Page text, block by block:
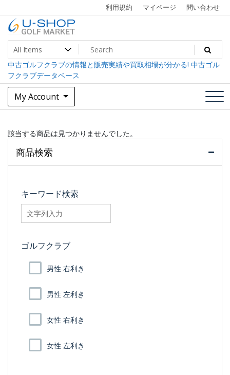
to
content
利用規約 マイページ 問い合わせ
U-SHOP Golf Market dev
中古ゴルフクラブ最大級！U-SHOPゴルフマーケット
中古ゴルフクラブの情報と販売実績や買取相場が分かる! 中古ゴル
フクラブデータベース
My Account
該当する商品は見つかりませんでした。
商品検索
キーワード検索
searchfilter_pro
ゴルフクラブ
男性 右利き
男性 左利き
女性 右利き
女性 左利き